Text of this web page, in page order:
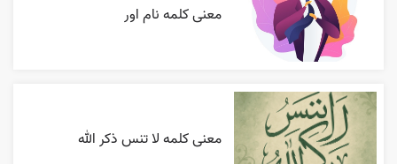
معنی کلمه نام اور
معنی کلمه لا تنس ذکر الله